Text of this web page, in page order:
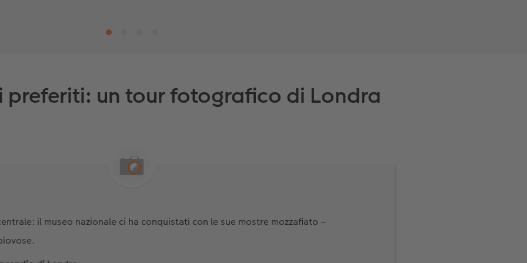
preferiti: un tour fotografico di Londra
il museo nazionale ci ha conquistati con le sue mostre mozzafiato –